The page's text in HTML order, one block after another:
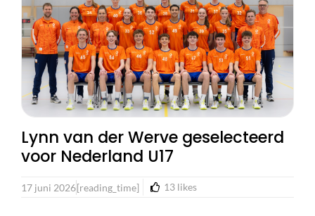
Lynn van der Werve geselecteerd
voor Nederland U17
17 juni 2026[reading_time] 13 likes